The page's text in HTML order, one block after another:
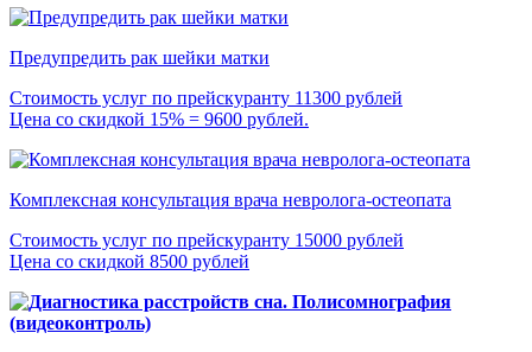
Предупредить рак шейки матки
Стоимость услуг по прейскуранту 11300 рублей
Цена со скидкой 15% = 9600 рублей.
Комплексная консультация врача невролога-остеопата
Стоимость услуг по прейскуранту 15000 рублей
Цена со скидкой 8500 рублей